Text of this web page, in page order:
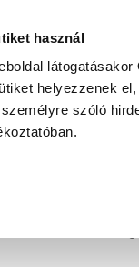
használ
helyezzenek
szóló